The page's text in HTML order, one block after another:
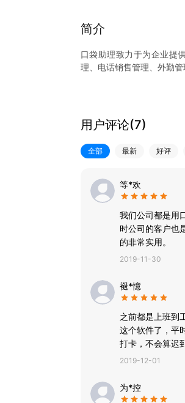
简介
口袋助理致力于为企业提
理、电话销售管理、外勤
- 智能CRM：客户管理、
数据分析报表，帮助企业更
- 电话销售管理：一键拨
企业掌握员工通话数据，优
效率
- 进销存：涵盖采购管理(
用户评论(7)
全部 最新 好评
等*欢
我们公司都是用
时公司的客户也
的非常实用。
2019-11-30
褪*憶
之前都是上班到
这个软件了，平
打卡，不会算迟
2019-12-01
为*控